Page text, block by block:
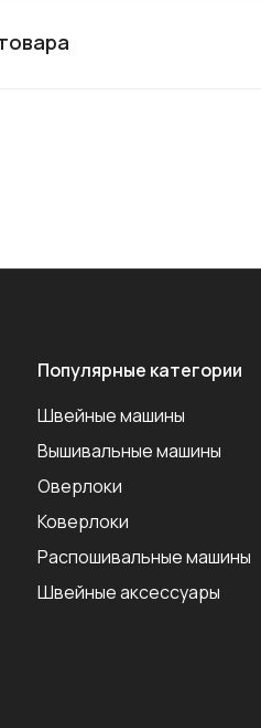
Популярные категории
Швейные машины
Вышивальные машины
Оверлоки
Коверлоки
Распошивальные машины
Швейные аксеcсуары